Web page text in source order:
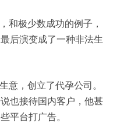
和极少数成功的例子，
后演变成了一种非法生
意，创立了代孕公司。
也接待国内客户，他甚
平台打广告。